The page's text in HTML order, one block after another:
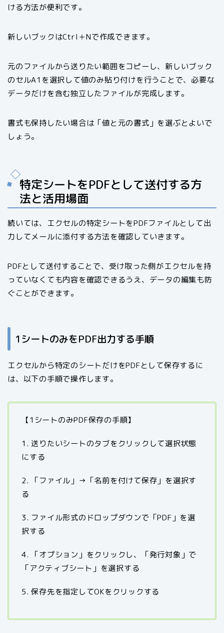
ける方法が便利です。
新しいブックはCtrl＋Nで作成できます。
元のファイルから送りたい範囲をコピーし、新しいブック
のセルA1を選択して値のみ貼り付けを行うことで、必要な
データだけを含む独立したファイルが完成します。
書式も保持したい場合は「値と元の書式」を選ぶとよいで
しょう。
特定シートをPDFとして送付する方
法と活用場面
続いては、エクセルの特定シートをPDFファイルとして出
力してメールに添付する方法を確認していきます。
PDFとして送付することで、受け取った側がエクセルを持
っていなくても内容を確認できるうえ、データの編集も防
ぐことができます。
1シートのみをPDF出力する手順
エクセルから特定のシートだけをPDFとして保存するに
は、以下の手順で操作します。
【1シートのみPDF保存の手順】
1. 送りたいシートのタブをクリックして選択状態
にする
2. 「ファイル」→「名前を付けて保存」を選択す
る
3. ファイル形式のドロップダウンで「PDF」を選
択する
4. 「オプション」をクリックし、「発行対象」で
「アクティブシート」を選択する
5. 保存先を指定してOKをクリックする